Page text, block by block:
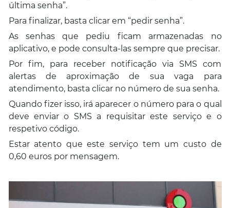
última senha”.
Para finalizar, basta clicar em “pedir senha”.
As senhas que pediu ficam armazenadas no
aplicativo, e pode consulta-las sempre que precisar.
Por fim, para receber notificação via SMS com
alertas de aproximação de sua vaga para
atendimento, basta clicar no número de sua senha.
Quando fizer isso, irá aparecer o número para o qual
deve enviar o SMS a requisitar este serviço e o
respetivo código.
Estar atento que este serviço tem um custo de
0,60 euros por mensagem.